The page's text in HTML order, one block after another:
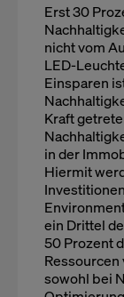
Erst 30
nicht vom
LED-
Einsparen
Kraft
in der
Hiermit
ein Drittel
50 Prozent
sowohl bei